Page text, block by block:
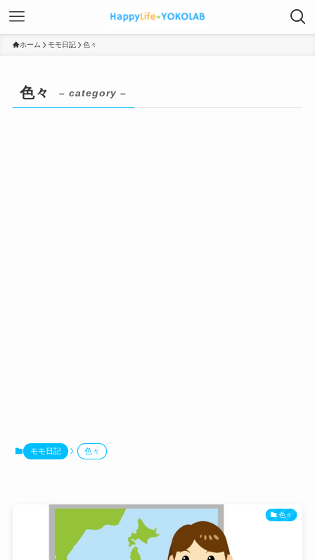
ホーム モモ日記 色々
色々 – category –
モモ日記 色々
色々